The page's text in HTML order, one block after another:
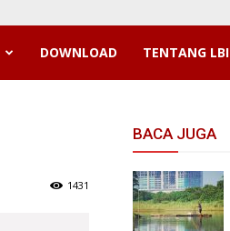
DOWNLOAD TENTANG LBI
1431
BACA JUGA